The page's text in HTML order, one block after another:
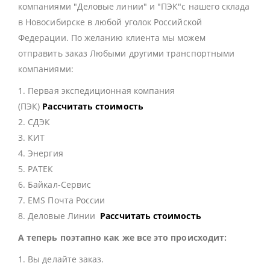
компаниями "Деловые линии" и "ПЭК"с нашего склада
в Новосибирске в любой уголок Российской
Федерации. По желанию клиента мы можем
отправить заказ Любыми другими транспортными
компаниями:
1. Первая экспедиционная компания
(ПЭК) Рассчитать стоимость
2. СДЭК
3. КИТ
4. Энергия
5. РАТЕК
6. Байкал-Сервис
7. EMS Почта России
8. Деловые Линии Рассчитать стоимость
А теперь поэтапно как же все это происходит:
1. Вы делайте заказ.